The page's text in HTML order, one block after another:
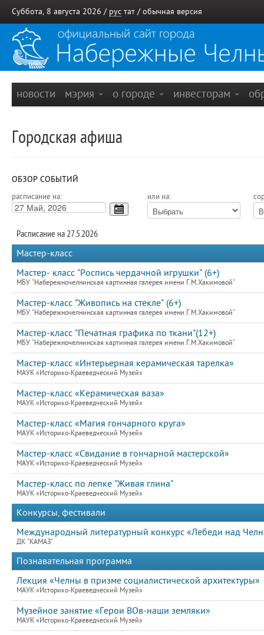
Суббота, 8 августа 2026 / рус тат / обычная версия
новости мэрия о городе инвесторам
Городская афиша
ОБЗОР СОБЫТИЙ
расписание на: или на:
Расписание на 27.5.2026
Мастер-класс
Мастер- класс "Роспись чердачной игрушки" (6+)
МБУ "Набережночелнинская картинная галерея имени Г.М.Хакимовой"
Мастер-класс "Живопись на стекле" (6+)
МБУ "Набережночелнинская картинная галерея имени Г.М.Хакимовой"
Мастер-класс "Печатная графика по ткани"(12+)
МБУ "Набережночелнинская картинная галерея имени Г.М.Хакимовой"
Мастер-класс «Интерьерная керамическая тарелка»
МАУК «Историко-Краеведческий Музей»
Мастер-класс «Керамическая ваза»
МАУК «Историко-Краеведческий Музей»
Мастер-класс «Магия гончарного круга»
МАУК «Историко-Краеведческий Музей»
Мастер-класс «Свидание в гончарной мастерской»
МАУК «Историко-Краеведческий Музей»
Мастер-класс по лепке "Живая глина"
МАУК «Историко-Краеведческий Музей»
Конкурсы, фестивали
Международный литературный конкурс «Лебеди над
ДК "КАМАЗ"
Познавательная программа
Лекция «Челны в призме социалистической архитектуры»
МАУК «Историко-Краеведческий Музей»
Музейное занятие «Герои ВОв-наши земляки»
МАУК «Историко-Краеведческий Музей»